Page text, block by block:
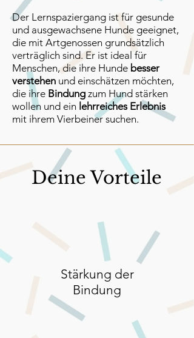
Der Lernspaziergang ist für gesunde
und ausgewachsene Hunde geeignet,
die mit Artgenossen grundsätzlich
verträglich sind. Er ist ideal für
Menschen, die ihre Hunde besser
verstehen und einschätzen möchten,
die ihre Bindung zum Hund stärken
wollen und ein lehrreiches Erlebnis
mit ihrem Vierbeiner suchen.
Deine Vorteile
Stärkung der
Bindung